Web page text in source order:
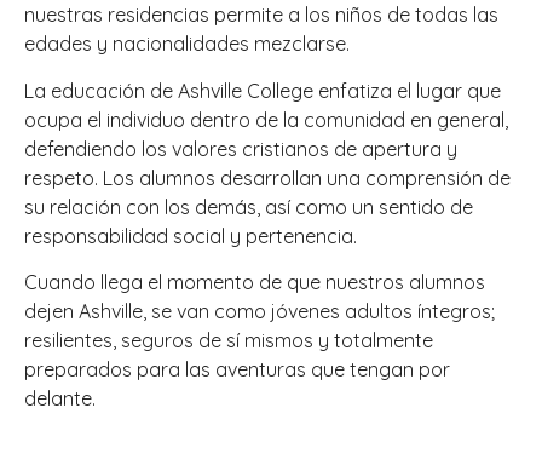
nuestras residencias permite a los niños de todas las
edades y nacionalidades mezclarse.
La educación de Ashville College enfatiza el lugar que
ocupa el individuo dentro de la comunidad en general,
defendiendo los valores cristianos de apertura y
respeto. Los alumnos desarrollan una comprensión de
su relación con los demás, así como un sentido de
responsabilidad social y pertenencia.
Cuando llega el momento de que nuestros alumnos
dejen Ashville, se van como jóvenes adultos íntegros;
resilientes, seguros de sí mismos y totalmente
preparados para las aventuras que tengan por
delante.